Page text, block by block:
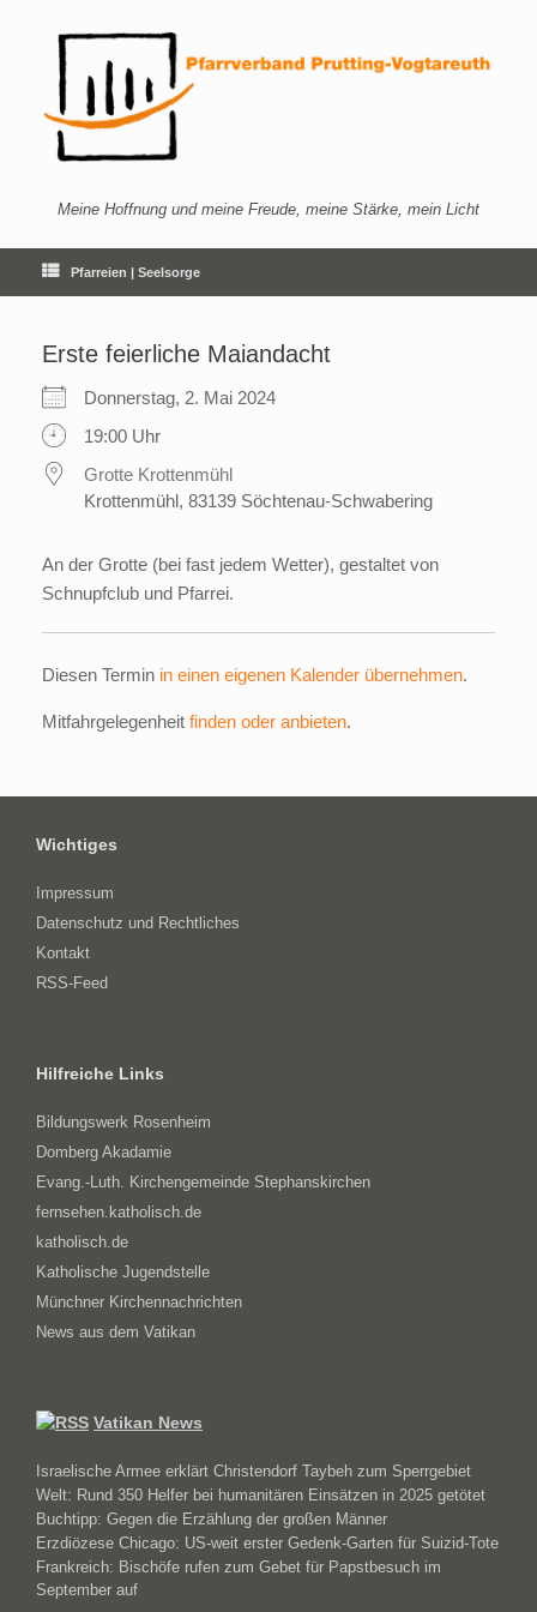
Meine Hoffnung und meine Freude, meine Stärke, mein Licht
Pfarreien | Seelsorge
Erste feierliche Maiandacht
Donnerstag, 2. Mai 2024
19:00 Uhr
Grotte Krottenmühl
Krottenmühl, 83139 Söchtenau-Schwabering
An der Grotte (bei fast jedem Wetter), gestaltet von
Schnupfclub und Pfarrei.
Diesen Termin in einen eigenen Kalender übernehmen.
Mitfahrgelegenheit finden oder anbieten.
Wichtiges
Impressum
Datenschutz und Rechtliches
Kontakt
RSS-Feed
Hilfreiche Links
Bildungswerk Rosenheim
Domberg Akadamie
Evang.-Luth. Kirchengemeinde Stephanskirchen
fernsehen.katholisch.de
katholisch.de
Katholische Jugendstelle
Münchner Kirchennachrichten
News aus dem Vatikan
Vatikan News
Israelische Armee erklärt Christendorf Taybeh zum Sperrgebiet
Welt: Rund 350 Helfer bei humanitären Einsätzen in 2025 getötet
Buchtipp: Gegen die Erzählung der großen Männer
Erzdiözese Chicago: US-weit erster Gedenk-Garten für Suizid-Tote
Frankreich: Bischöfe rufen zum Gebet für Papstbesuch im
September auf